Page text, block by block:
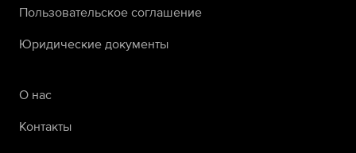
Пользовательское соглашение
Юридические документы
О нас
Контакты